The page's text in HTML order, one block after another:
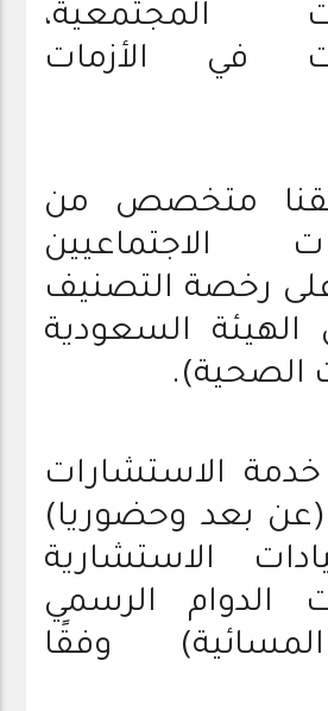
المجتمعية،
في الأزمات
متخصص من
الاجتماعيين
رخصة التصنيف
السعودية
الصحية).
الاستشارات
(عن بعد وحضوريا)
الاستشارية
الدوام الرسمي
وفقًا